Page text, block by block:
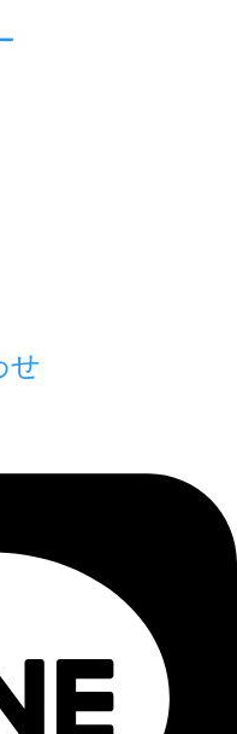
せ